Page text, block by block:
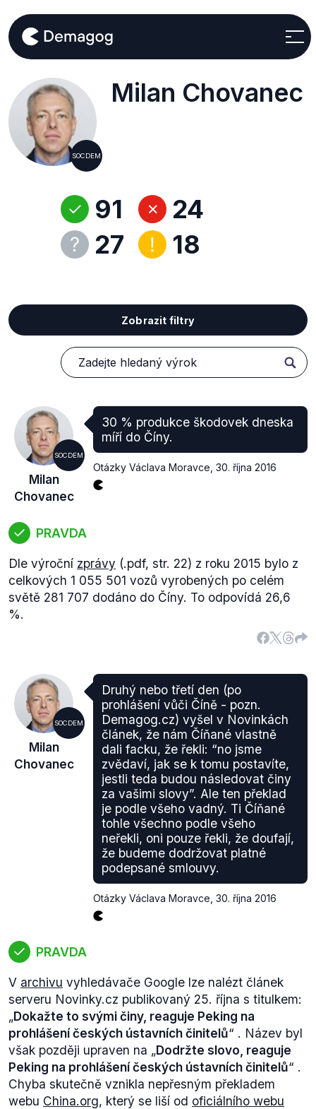
SOCDEM
Milan Chovanec
91
27
24
18
Zobrazit filtry
SOCDEM
Milan
Chovanec
30 % produkce škodovek dneska
míří do Číny.
Otázky Václava Moravce 30. října 2016
PRAVDA
Dle výroční zprávy (.pdf, str. 22) z roku 2015 bylo z
celkových 1 055 501 vozů vyrobených po celém
světě 281 707 dodáno do Číny. To odpovídá 26,6
%.
SOCDEM
Milan
Chovanec
Druhý nebo třetí den (po
prohlášení vůči Číně - pozn.
Demagog.cz) vyšel v Novinkách
článek, že nám Číňané vlastně
dali facku, že řekli: “no jsme
zvědaví, jak se k tomu postavíte,
jestli teda budou následovat činy
za vašimi slovy”. Ale ten překlad
je podle všeho vadný. Ti Číňané
tohle všechno podle všeho
neřekli, oni pouze řekli, že doufají,
že budeme dodržovat platné
podepsané smlouvy.
Otázky Václava Moravce 30. října 2016
PRAVDA
V archivu vyhledávače Google lze nalézt článek
serveru Novinky.cz publikovaný 25. října s titulkem:
„Dokažte to svými činy, reaguje Peking na
prohlášení českých ústavních činitelů“ . Název byl
však později upraven na „Dodržte slovo, reaguje
Peking na prohlášení českých ústavních činitelů“ .
Chyba skutečně vznikla nepřesným překladem
webu China.org, který se liší od oficiálního webu